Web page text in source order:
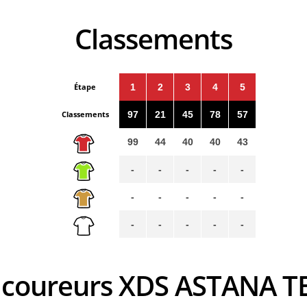
Classements
Étape
Classements
1
97
99
-
-
-
2
21
44
-
-
-
3
45
40
-
-
-
4
78
40
-
-
-
5
57
43
-
-
-
coureurs XDS ASTANA